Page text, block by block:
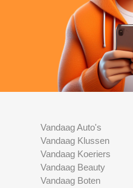
Vandaag Auto's
Vandaag Klussen
Vandaag Koeriers
Vandaag Beauty
Vandaag Boten